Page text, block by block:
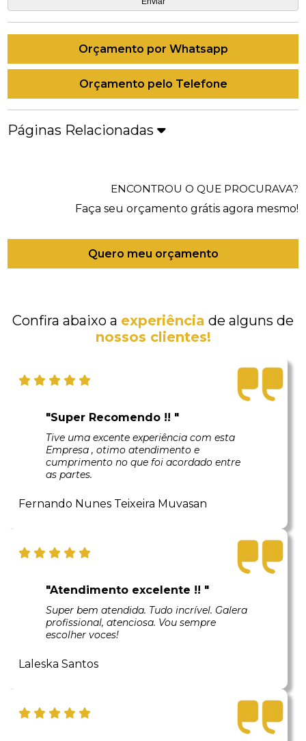
Orçamento por Whatsapp
Orçamento pelo Telefone
Páginas Relacionadas
ENCONTROU O QUE PROCURAVA?
Faça seu orçamento grátis agora mesmo!
Quero meu orçamento
Confira abaixo a experiência de alguns de
nossos clientes!
"Super Recomendo !! "
Tive uma excente experiência com esta
Empresa , otimo atendimento e
cumprimento no que foi acordado entre
as partes.
Fernando Nunes Teixeira Muvasan
"Atendimento excelente !! "
Super bem atendida. Tudo incrível. Galera
profissional, atenciosa. Vou sempre
escolher voces!
Laleska Santos